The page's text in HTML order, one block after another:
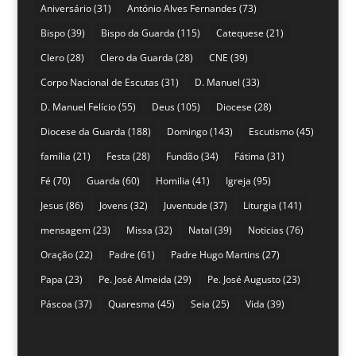
Aniversário(31) António Alves Fernandes(73)
Bispo(39) Bispo da Guarda (115) Catequese (21)
Clero(28) Clero da Guarda (28) CNE (39)
Corpo Nacional de Escutas(31) D. Manuel (33)
D. Manuel Felício(55) Deus(105) Diocese (28)
Diocese da Guarda (188) Domingo(143) Escutismo(45)
família (21) Festa (28) Fundão(34) Fátima (31)
Fé (70) Guarda (60) Homilia (41) Igreja (95)
Jesus(86) Jovens(32) Juventude (37) Liturgia (141)
mensagem(23) Missa (32) Natal (39) Noticias(76)
Oração(22) Padre (61) Padre Hugo Martins(27)
Papa (23) Pe. José Almeida (29) Pe. José Augusto(23)
Páscoa (37) Quaresma (45) Seia (25) Vida (39)